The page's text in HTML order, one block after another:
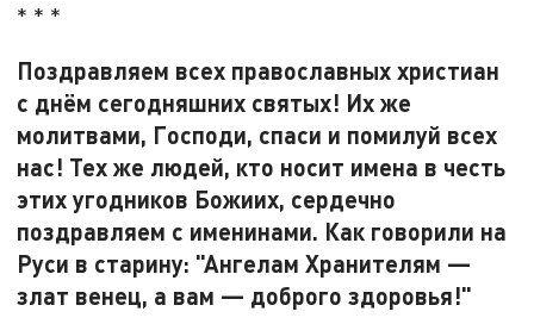
* * *
Поздравляем всех православных христиан
с днём сегодняшних святых! Их же
молитвами, Господи, спаси и помилуй всех
нас! Тех же людей, кто носит имена в честь
этих угодников Божиих, сердечно
поздравляем с именинами. Как говорили на
Руси в старину: "Ангелам Хранителям —
злат венец, а вам — доброго здоровья!"